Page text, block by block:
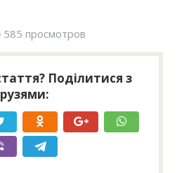
585 просмотров
Поділитися з